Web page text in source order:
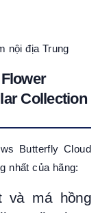
nội địa Trung
Collection
Butterfly Cloud
nhất của hãng:
và má hồng